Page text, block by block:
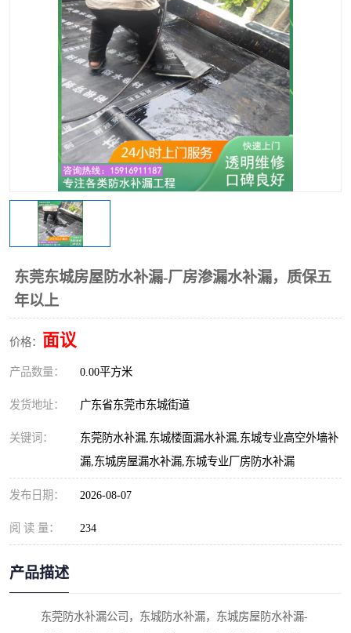
东莞东城房屋防水补漏-厂房渗漏水补漏，质保五
年以上
价格： 面议
产品数量： 0.00平方米
发货地址： 广东省东莞市东城街道
关键词：
东莞防水补漏,东城楼面漏水补漏,东城专业高空外墙补
漏,东城房屋漏水补漏,东城专业厂房防水补漏
发布日期： 2026-08-07
阅 读 量： 234
产品描述
东莞防水补漏公司，东城防水补漏，东城房屋防水补漏-